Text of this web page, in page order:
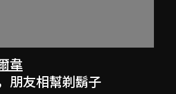
韋
朋友相幫剃鬍子